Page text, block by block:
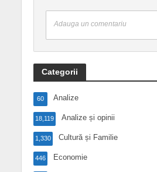
Adauga un comentariu
Categorii
Analize
60
Analize și opinii
18,119
Cultură și Familie
1,330
Economie
446